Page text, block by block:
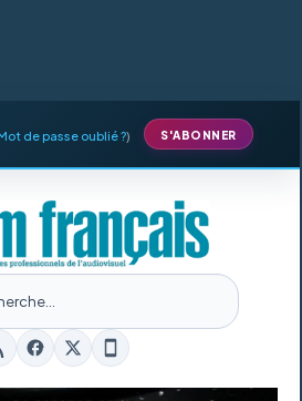
de passe oublié ?) S'ABONNER